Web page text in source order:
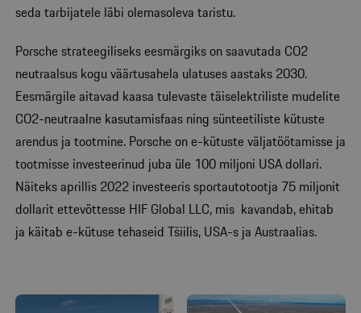
seda tarbijatele läbi olemasoleva taristu.
Porsche strateegiliseks eesmärgiks on saavutada CO2
neutraalsus kogu väärtusahela ulatuses aastaks 2030.
Eesmärgile aitavad kaasa tulevaste täiselektriliste mudelite
CO2-neutraalne kasutamisfaas ning sünteetiliste kütuste
arendus ja tootmine. Porsche on e-kütuste väljatöötamisse ja
tootmisse investeerinud juba üle 100 miljoni USA dollari.
Näiteks aprillis 2022 investeeris sportautotootja 75 miljonit
dollarit ettevõttesse HIF Global LLC, mis kavandab, ehitab
ja käitab e-kütuse tehaseid Tšiilis, USA-s ja Austraalias.